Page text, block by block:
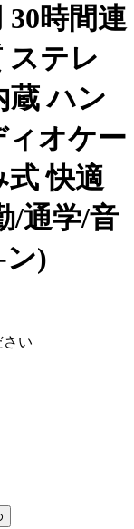
30時間連
ステレ
蔵 ハン
ィオケー
快適
/通学/音
ン)
さい